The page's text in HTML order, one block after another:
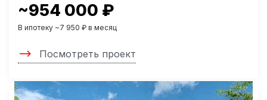
~954 000 ₽
В ипотеку ~7 950 ₽ в месяц
Посмотреть проект